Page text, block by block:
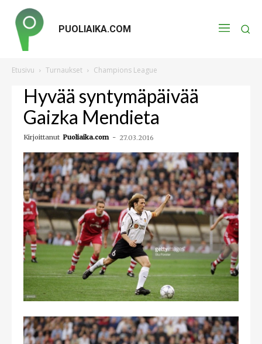
PUOLIAIKA.COM
Etusivu Turnaukset Champions League
Hyvää syntymäpäivää
Gaizka Mendieta
Kirjoittanut Puoliaika.com - 27.03.2016